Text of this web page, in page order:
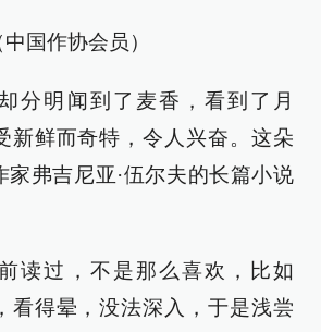
国作协会员）
分明闻到了麦香，看到了月
新鲜而奇特，令人兴奋。这朵
家弗吉尼亚·伍尔夫的长篇小说
读过，不是那么喜欢，比如
看得晕，没法深入，于是浅尝